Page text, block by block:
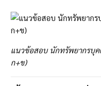
แนวข้อสอบ นักทรัพยากรบุ
ก+ข)